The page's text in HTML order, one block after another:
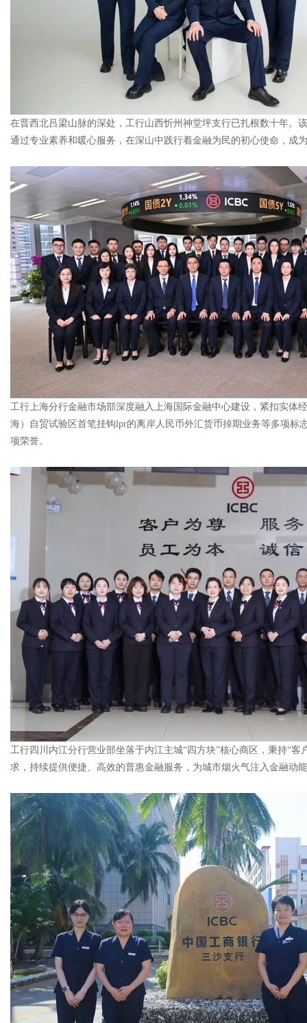
在晋西北吕梁山脉的深处，工行山西忻州神堂坪支行已扎根数十年。
通过专业素养和暖心服务，在深山中践行着金融为民的初心使命，成
工行上海分行金融市场部深度融入上海国际金融中心建设，紧扣实体
海）自贸试验区首笔挂钩lpr的离岸人民币外汇货币掉期业务等多项标
项荣誉。
工行四川内江分行营业部坐落于内江主城“四方块”核心商区，秉持“
求，持续提供便捷、高效的普惠金融服务，为城市烟火气注入金融动